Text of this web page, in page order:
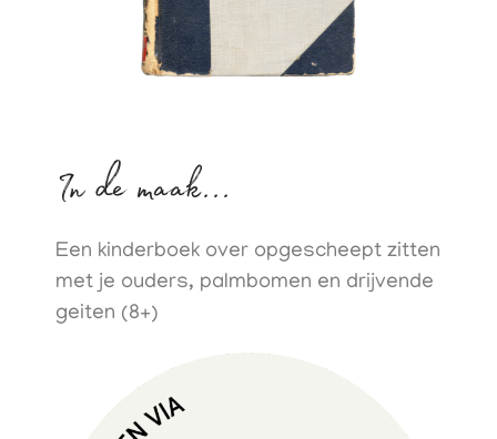
In de maak...
Een kinderboek over opgescheept zitten
met je ouders, palmbomen en drijvende
geiten (8+)​